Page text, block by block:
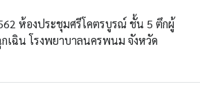
ห้องประชุมศรีโคตรบูรณ์ ชั้น 5 ตึกผู้
เฉิน โรงพยาบาลนครพนม จังหวัด